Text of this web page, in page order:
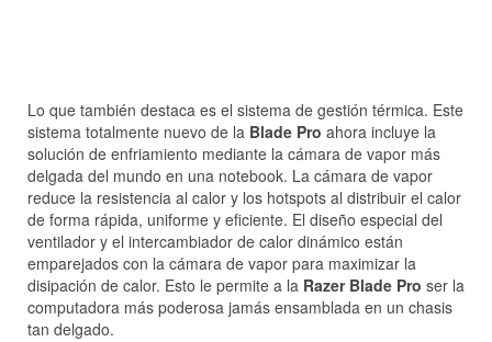
Lo que también destaca es el sistema de gestión térmica. Este
sistema totalmente nuevo de la Blade Pro ahora incluye la
solución de enfriamiento mediante la cámara de vapor más
delgada del mundo en una notebook. La cámara de vapor
reduce la resistencia al calor y los hotspots al distribuir el calor
de forma rápida, uniforme y eficiente. El diseño especial del
ventilador y el intercambiador de calor dinámico están
emparejados con la cámara de vapor para maximizar la
disipación de calor. Esto le permite a la Razer Blade Pro ser la
computadora más poderosa jamás ensamblada en un chasis
tan delgado.